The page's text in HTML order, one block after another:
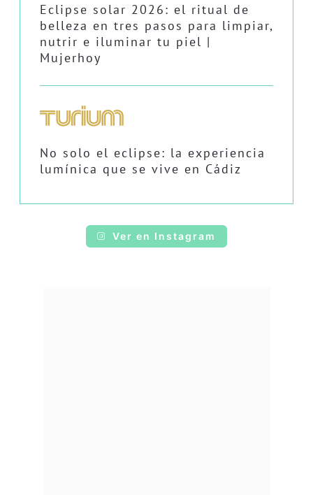
Eclipse solar 2026: el ritual de
belleza en tres pasos para limpiar,
nutrir e iluminar tu piel |
Mujerhoy
No solo el eclipse: la experiencia
lumínica que se vive en Cádiz
Ver en Instagram